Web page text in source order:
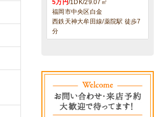
5万円/1DK/29.07㎡
福岡市中央区白金
西鉄天神大牟田線/薬院駅 徒歩7
分